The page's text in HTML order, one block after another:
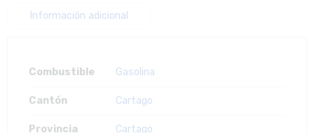
Información adicional
Combustible Gasolina
Cantón Cartago
Provincia Cartago